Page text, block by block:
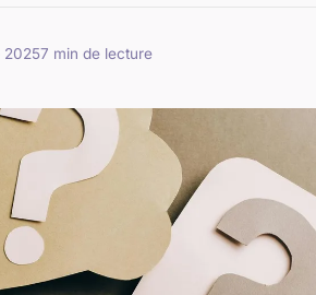
20257 min de lecture